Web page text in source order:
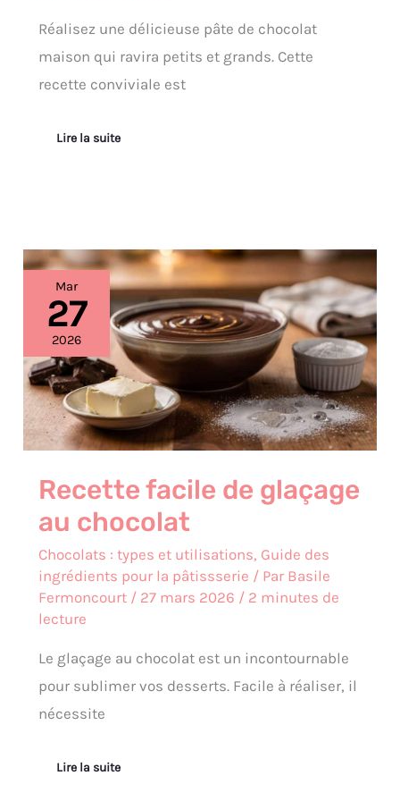
Réalisez une délicieuse pâte de chocolat
maison qui ravira petits et grands. Cette
recette conviviale est
Lire la suite
Mar
27
2026
Recette facile de glaçage
au chocolat
Chocolats : types et utilisations, Guide des
ingrédients pour la pâtissserie / Par Basile
Fermoncourt / 27 mars 2026 / 2 minutes de
lecture
Le glaçage au chocolat est un incontournable
pour sublimer vos desserts. Facile à réaliser, il
nécessite
facile
de
glaçage
au
chocolat
Lire la suite